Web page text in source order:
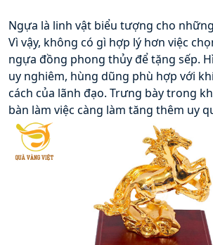
Ngựa là linh vật biểu tượng cho
Vì vậy, không có gì hợp lý hơn việc
ngựa đồng phong thủy để tặng sếp.
uy nghiêm, hùng dũng phù hợp với
cách của lãnh đạo. Trưng bày trong
bàn làm việc càng làm tăng thêm uy